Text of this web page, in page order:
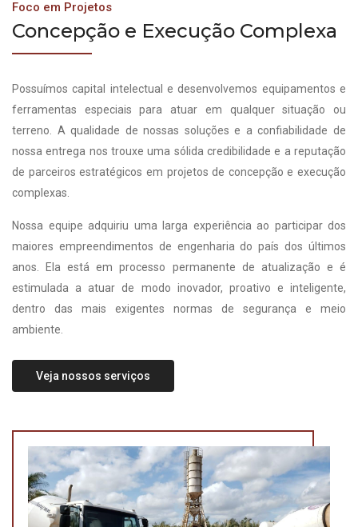
Foco em Projetos
Concepção e Execução Complexa
Possuímos capital intelectual e desenvolvemos equipamentos e
ferramentas especiais para atuar em qualquer situação ou
terreno. A qualidade de nossas soluções e a confiabilidade de
nossa entrega nos trouxe uma sólida credibilidade e a reputação
de parceiros estratégicos em projetos de concepção e execução
complexas.
Nossa equipe adquiriu uma larga experiência ao participar dos
maiores empreendimentos de engenharia do país dos últimos
anos. Ela está em processo permanente de atualização e é
estimulada a atuar de modo inovador, proativo e inteligente,
dentro das mais exigentes normas de segurança e meio
ambiente.
Veja nossos serviços